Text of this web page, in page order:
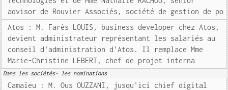
advisor de Rouvier Associés, société de gestion de po
Atos : M. Farès LOUIS, business developer chez Atos,
devient administrateur représentant les salariés au
conseil d'administration d'Atos. Il remplace Mme
Marie-Christine LEBERT, chef de projet interna
Dans les sociétés- les nominations
Camaïeu : M. Ous OUZZANI, jusqu'ici chief digital